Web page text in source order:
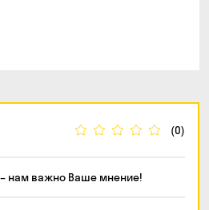
(0)
нам важно Ваше мнение!